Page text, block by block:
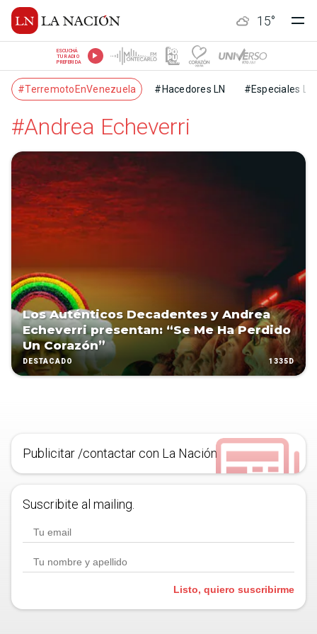
15°
ESCUCHÁ
TU RADIO
PREFERIDA
#TerremotoEnVenezuela #Hacedores LN #Especiales LN
#Andrea Echeverri
Los Auténticos Decadentes y Andrea
Echeverri presentan: “Se Me Ha Perdido
Un Corazón”
DESTACADO 1335D
Publicitar /contactar con La Nación
Suscribite al mailing.
Listo, quiero suscribirme